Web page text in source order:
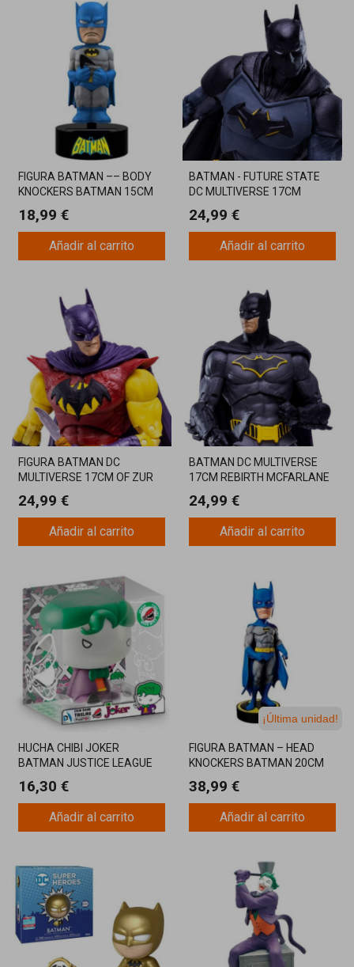
FIGURA BATMAN –– BODY
KNOCKERS BATMAN 15CM
18,99 €
Añadir al carrito
BATMAN - FUTURE STATE
DC MULTIVERSE 17CM
24,99 €
Añadir al carrito
FIGURA BATMAN DC
MULTIVERSE 17CM OF ZUR
24,99 €
Añadir al carrito
BATMAN DC MULTIVERSE
17CM REBIRTH MCFARLANE
24,99 €
Añadir al carrito
HUCHA CHIBI JOKER
BATMAN JUSTICE LEAGUE
16,30 €
Añadir al carrito
¡Última unidad!
FIGURA BATMAN – HEAD
KNOCKERS BATMAN 20CM
38,99 €
Añadir al carrito